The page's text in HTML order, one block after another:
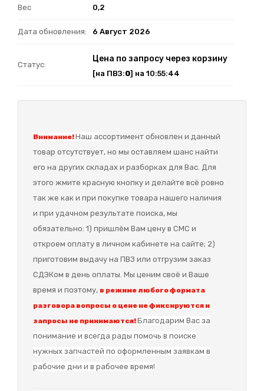
Вес 0,2
Дата обновления: 6 Август 2026
Статус:
Цена по запросу через корзину
[на ПВЗ:0] на 10:55:44
Внимание!Наш ассортимент обновлен и данный
товар отсутствует, но мы оставляем шанс найти
его на других складах и разборках для Вас. Для
этого жмите красную кнопку и делайте всё ровно
так же как и при покупке товара нашего наличия
и при удачном результате поиска, мы
обязательно: 1) пришлём Вам цену в СМС и
откроем оплату в личном кабинете на сайте; 2)
приготовим выдачу на ПВЗ или отгрузим заказ
СДЭКом в день оплаты. Мы ценим своё и Ваше
время и поэтому, в режиме любого формата
разговора вопросы о цене не фиксируются и
запросы не принимаются!Благодарим Вас за
понимание и всегда рады помочь в поиске
нужных запчастей по оформленным заявкам в
рабочие дни и в рабочее время!